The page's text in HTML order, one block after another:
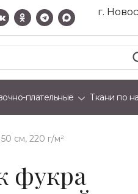
г.
плательные Ткани по
см, 220 г/м²
фукра